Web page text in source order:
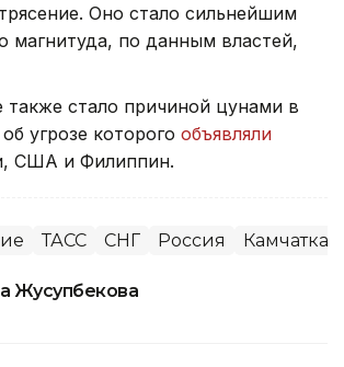
Оно стало сильнейшим
магнитуда, по данным властей,
также стало причиной цунами в
угрозе которого объявляли
США и Филиппин.
ТАСС СНГ Россия Камчатка
Жусупбекова